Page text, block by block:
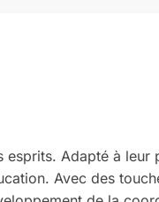
esprits. Adapté à leur
Avec des